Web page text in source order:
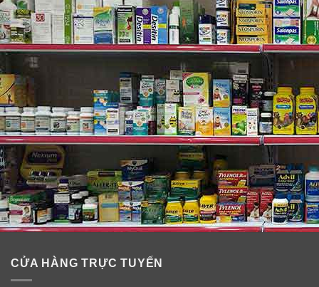
✓Hoa Hops: Theo truyền thống Y học Thảo Dược
: Mang lại cho bạn giấc ngủ ngon.
CỬA HÀNG TRỰC TUYẾN